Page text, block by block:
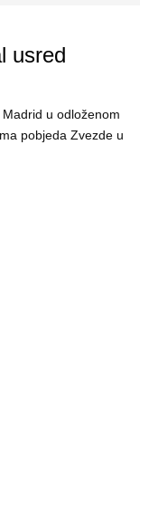
usred
u odloženom
pobjeda Zvezde u